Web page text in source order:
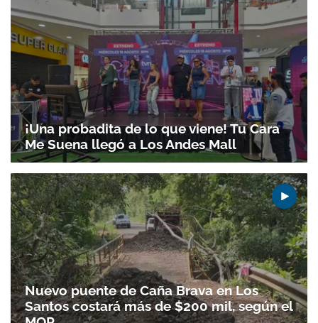
¡Una probadita de lo que viene! Tu Cara
Me Suena llegó a Los Andes Mall
Nuevo puente de Caña Brava en Los
Santos costará más de $200 mil, según el